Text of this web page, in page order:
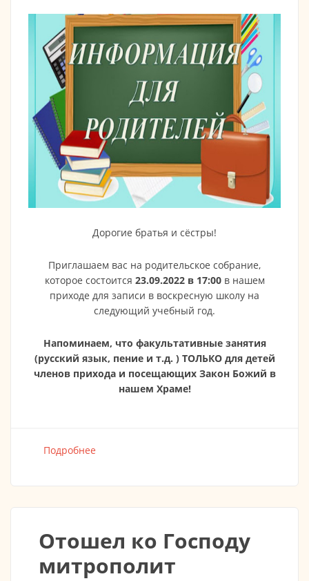
Дорогие братья и сёстры!
Приглашаем вас на родительское собрание,
которое состоится 23.09.2022 в 17:00в нашем
приходе для записи в воскресную школу на
следующий учебный год.
Напоминаем, что факультативные занятия
(русский язык, пение и т.д. ) ТОЛЬКО для детей
членов прихода и посещающих Закон Божий в
нашем Храме!
Подробнее
Отошел ко Господу
митрополит